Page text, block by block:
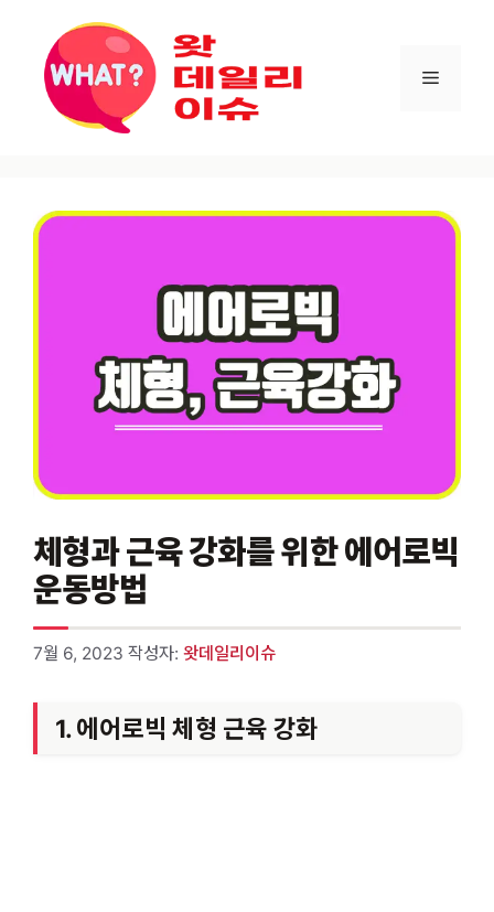
건너뛰기
메뉴
체형과 근육 강화를 위한 에어로빅
운동방법
7월 6, 2023 작성자: 왓데일리이슈
1. 에어로빅 체형 근육 강화